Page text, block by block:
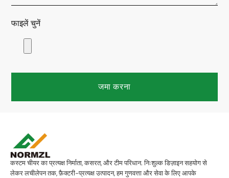
फाइलें चुनें
जमा करना
कस्टम चीयर का प्रत्यक्ष निर्माता, कसरत, और टीम परिधान. निःशुल्क डिज़ाइन सहयोग से
लेकर लचीलेपन तक, फ़ैक्टरी-प्रत्यक्ष उत्पादन, हम गुणवत्ता और सेवा के लिए आपके